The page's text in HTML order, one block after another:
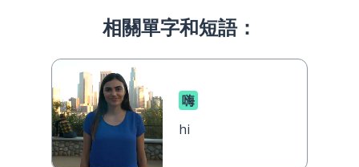
相關單字和短語：
嗨
hi